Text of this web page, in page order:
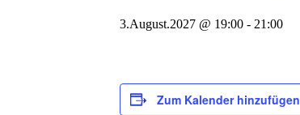
3.August.2027 @ 19:00 - 21:00
Zum Kalender hinzufügen